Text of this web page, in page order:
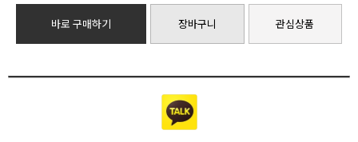
바로 구매하기 장바구니 관심상품